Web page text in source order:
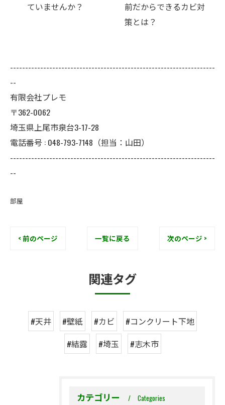
前だからできるカビ対
注意！プレモが考える
継続的な防カビ対策と
--------------------------------------------------------------------
--
有限会社プレモ
〒362-0062
埼玉県上尾市泉台3-17-28
電話番号 : 048-793-7148（担当：山田）
--------------------------------------------------------------------
--
部屋
< 前のページ 一覧に戻る 次のページ >
関連タグ
#天井 #壁紙 #カビ
#コンクリート下地
#結露
#埼玉 #志木市
カテゴリー Categories